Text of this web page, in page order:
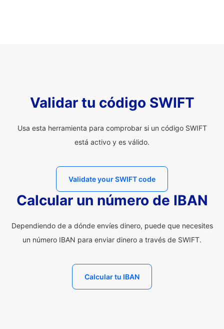
Validar tu código SWIFT
Usa esta herramienta para comprobar si un código SWIFT
está activo y es válido.
Validate your SWIFT code
Calcular un número de IBAN
Dependiendo de a dónde envíes dinero, puede que necesites
un número IBAN para enviar dinero a través de SWIFT.
Calcular tu IBAN